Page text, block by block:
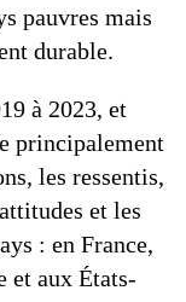
pauvres mais
durable.
à 2023, et
principalement
les ressentis,
et les
: en France,
et aux États-